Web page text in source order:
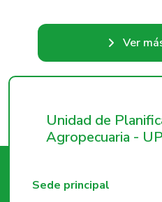
Ver
Unidad de
Agropecuaria -
Sede principal